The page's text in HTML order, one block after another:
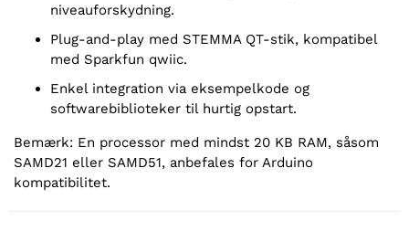
niveauforskydning.
Plug-and-play med STEMMA QT-stik, kompatibel
med Sparkfun qwiic.
Enkel integration via eksempelkode og
softwarebiblioteker til hurtig opstart.
Bemærk: En processor med mindst 20 KB RAM, såsom
SAMD21 eller SAMD51, anbefales for Arduino
kompatibilitet.